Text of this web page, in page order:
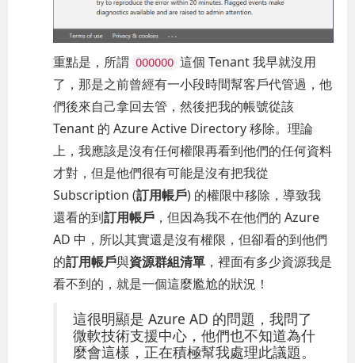
重點是，所謂 OOOOOO 這個 Tenant 我早就沒用
了，那是之前曾經有一小段時間幫客戶代管過，他
們後來自己拿回去管，然後把我的帳號從該
Tenant 的 Azure Active Directory 移除。理論
上，我應該是沒有任何權限再看到他們的任何資料
才對，但是他們很有可能是沒有把我從
Subscription (訂用帳戶) 的權限中移除，導致我
還看的到訂用帳戶 ，但因為我不在他們的 Azure
AD 中，所以其實還是沒有權限，但卻看的到他們
的訂用帳戶與資源群組清單 ，裡面有多少資源我是
看不到的，就是一個這麼尷尬的狀況！
這很明顯是 Azure AD 的問題，我問了
微軟技術支援中心，他們也不知道為什
麼會這樣，正在積極幫我處理此議題。